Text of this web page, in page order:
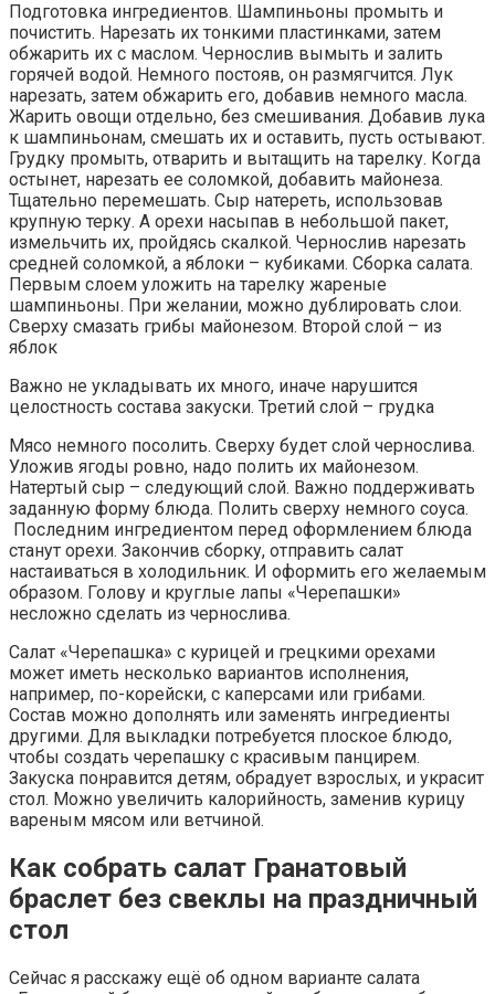
Подготовка ингредиентов. Шампиньоны промыть и
почистить. Нарезать их тонкими пластинками, затем
обжарить их с маслом. Чернослив вымыть и залить
горячей водой. Немного постояв, он размягчится. Лук
нарезать, затем обжарить его, добавив немного масла.
Жарить овощи отдельно, без смешивания. Добавив лука
к шампиньонам, смешать их и оставить, пусть остывают.
Грудку промыть, отварить и вытащить на тарелку. Когда
остынет, нарезать ее соломкой, добавить майонеза.
Тщательно перемешать. Сыр натереть, использовав
крупную терку. А орехи насыпав в небольшой пакет,
измельчить их, пройдясь скалкой. Чернослив нарезать
средней соломкой, а яблоки – кубиками. Сборка салата.
Первым слоем уложить на тарелку жареные
шампиньоны. При желании, можно дублировать слои.
Сверху смазать грибы майонезом. Второй слой – из
яблок
Важно не укладывать их много, иначе нарушится
целостность состава закуски. Третий слой – грудка
Мясо немного посолить. Сверху будет слой чернослива.
Уложив ягоды ровно, надо полить их майонезом.
Натертый сыр – следующий слой. Важно поддерживать
заданную форму блюда. Полить сверху немного соуса.
Последним ингредиентом перед оформлением блюда
станут орехи. Закончив сборку, отправить салат
настаиваться в холодильник. И оформить его желаемым
образом. Голову и круглые лапы «Черепашки»
несложно сделать из чернослива.
Салат «Черепашка» с курицей и грецкими орехами
может иметь несколько вариантов исполнения,
например, по-корейски, с каперсами или грибами.
Состав можно дополнять или заменять ингредиенты
другими. Для выкладки потребуется плоское блюдо,
чтобы создать черепашку с красивым панцирем.
Закуска понравится детям, обрадует взрослых, и украсит
стол. Можно увеличить калорийность, заменив курицу
вареным мясом или ветчиной.
Как собрать салат Гранатовый
браслет без свеклы на праздничный
стол
Сейчас я расскажу ещё об одном варианте салата